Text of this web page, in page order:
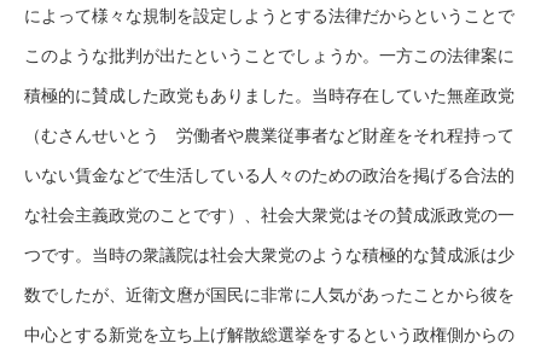
によって様々な規制を設定しようとする法律だからということで
このような批判が出たということでしょうか。一方この法律案に
積極的に賛成した政党もありました。当時存在していた無産政党
（むさんせいとう 労働者や農業従事者など財産をそれ程持って
いない賃金などで生活している人々のための政治を掲げる合法的
な社会主義政党のことです）、社会大衆党はその賛成派政党の一
つです。当時の衆議院は社会大衆党のような積極的な賛成派は少
数でしたが、近衛文麿が国民に非常に人気があったことから彼を
中心とする新党を立ち上げ解散総選挙をするという政権側からの